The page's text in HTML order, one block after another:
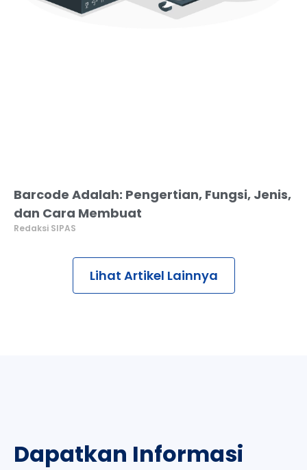
Barcode Adalah: Pengertian, Fungsi, Jenis,
dan Cara Membuat
Redaksi SIPAS
Lihat Artikel Lainnya
Dapatkan Informasi